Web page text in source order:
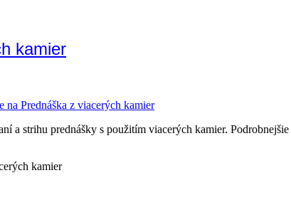
kamier
na Prednáška z viacerých kamier
a strihu prednášky s použitím viacerých kamier. Podrobnejšie